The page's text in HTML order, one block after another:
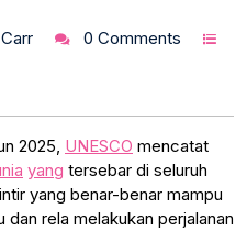
0 Comments
2025, UNESCO mencatat
yang tersebar di seluruh
yang benar-benar mampu
rela melakukan perjalanan